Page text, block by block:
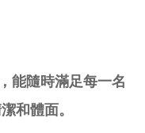
能隨時滿足每一名
和體面。